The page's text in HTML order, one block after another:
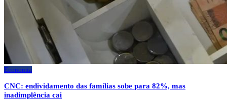
Economia
CNC: endividamento das famílias sobe para 82%, mas
inadimplência cai